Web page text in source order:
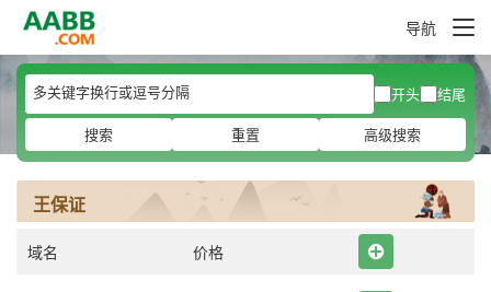
导航
开头
结尾
搜索
重置 高级搜索
王保证
域名 价格